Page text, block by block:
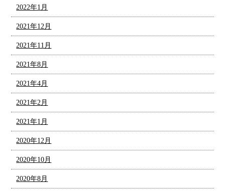
2022年1月
2021年12月
2021年11月
2021年8月
2021年4月
2021年2月
2021年1月
2020年12月
2020年10月
2020年8月